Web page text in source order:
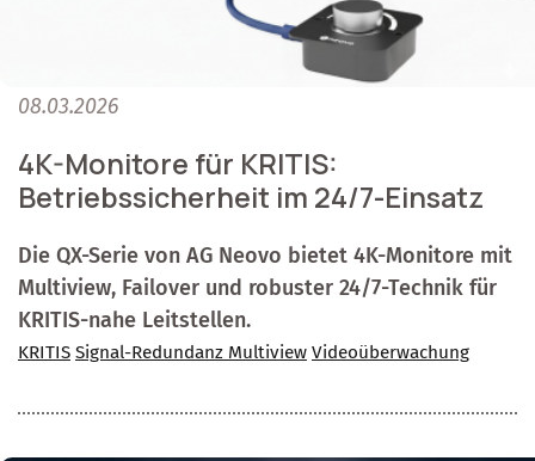
08.03.2026
4K-Monitore für KRITIS:
Betriebssicherheit im 24/7-Einsatz
Die QX-Serie von AG Neovo bietet 4K-Monitore mit
Multiview, Failover und robuster 24/7-Technik für
KRITIS-nahe Leitstellen.
KRITIS Signal-Redundanz Multiview Videoüberwachung